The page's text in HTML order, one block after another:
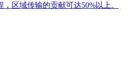
区域传输的贡献可达50%以上。